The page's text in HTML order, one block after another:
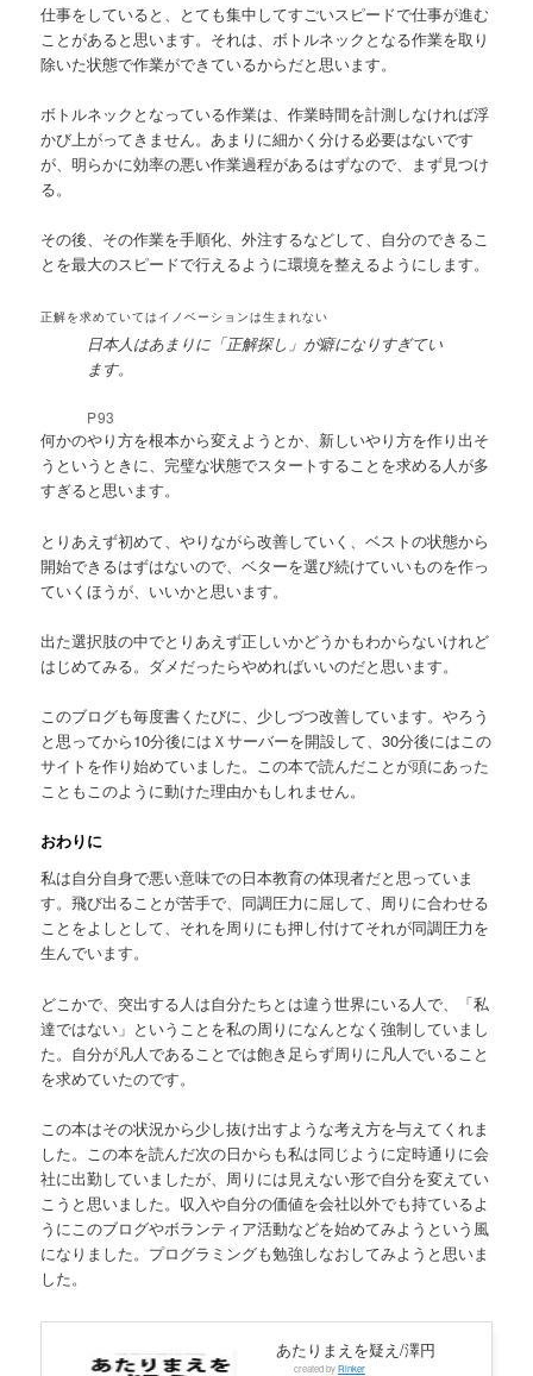
仕事をしていると、とても集中してすごいスピードで仕事が進む
ことがあると思います。それは、ボトルネックとなる作業を取り
除いた状態で作業ができているからだと思います。
ボトルネックとなっている作業は、作業時間を計測しなければ浮
かび上がってきません。あまりに細かく分ける必要はないです
が、明らかに効率の悪い作業過程があるはずなので、まず見つけ
る。
その後、その作業を手順化、外注するなどして、自分のできるこ
とを最大のスピードで行えるように環境を整えるようにします。
正解を求めていてはイノベーションは生まれない
日本人はあまりに「正解探し」が癖になりすぎてい
ます。
P93
何かのやり方を根本から変えようとか、新しいやり方を作り出そ
うというときに、完璧な状態でスタートすることを求める人が多
すぎると思います。
とりあえず初めて、やりながら改善していく、ベストの状態から
開始できるはずはないので、ベターを選び続けていいものを作っ
ていくほうが、いいかと思います。
出た選択肢の中でとりあえず正しいかどうかもわからないけれど
はじめてみる。ダメだったらやめればいいのだと思います。
このブログも毎度書くたびに、少しづつ改善しています。やろう
と思ってから10分後にはＸサーバーを開設して、30分後にはこの
サイトを作り始めていました。この本で読んだことが頭にあった
こともこのように動けた理由かもしれません。
おわりに
私は自分自身で悪い意味での日本教育の体現者だと思っていま
す。飛び出ることが苦手で、同調圧力に屈して、周りに合わせる
ことをよしとして、それを周りにも押し付けてそれが同調圧力を
生んでいます。
どこかで、突出する人は自分たちとは違う世界にいる人で、「私
達ではない」ということを私の周りになんとなく強制していまし
た。自分が凡人であることでは飽き足らず周りに凡人でいること
を求めていたのです。
この本はその状況から少し抜け出すような考え方を与えてくれま
した。この本を読んだ次の日からも私は同じように定時通りに会
社に出勤していましたが、周りには見えない形で自分を変えてい
こうと思いました。収入や自分の価値を会社以外でも持ているよ
うにこのブログやボランティア活動などを始めてみようという風
になりました。プログラミングも勉強しなおしてみようと思いま
した。
あたりまえを疑え/澤円
created byRinker